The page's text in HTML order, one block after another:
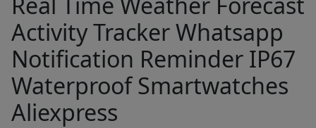
Activity Tracker Whatsapp
Notification Reminder IP67
Waterproof Smartwatches
Aliexpress